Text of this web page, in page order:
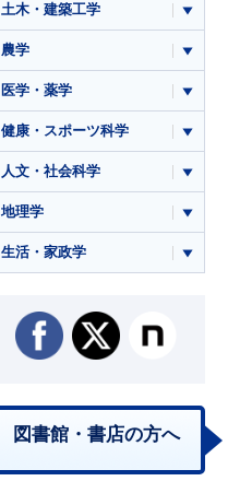
土木・建築工学
農学
医学・薬学
健康・スポーツ科学
人文・社会科学
地理学
生活・家政学
図書館・書店の方へ